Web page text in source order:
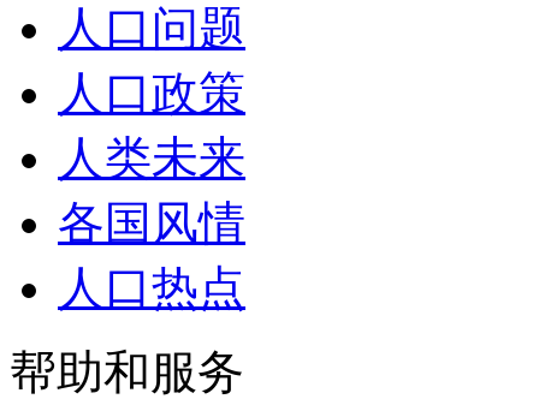
人口问题
人口政策
人类未来
各国风情
人口热点
帮助和服务